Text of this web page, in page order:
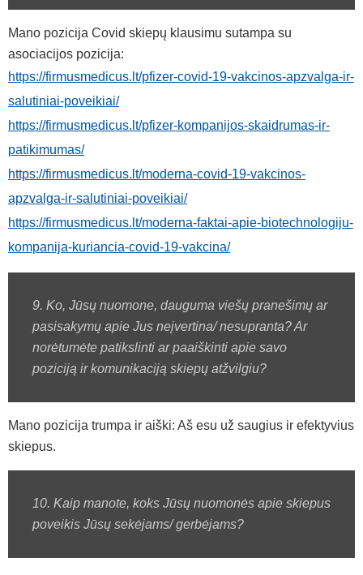
Mano pozicija Covid skiepų klausimu sutampa su
asociacijos pozicija:
https://firmusmedicus.lt/pfizer-covid-19-vakcinos-apzvalga-ir-
salutiniai-poveikiai/
https://firmusmedicus.lt/pfizer-kompanijos-skaidrumas-ir-
patikimumas/
https://firmusmedicus.lt/moderna-covid-19-vakcinos-
apzvalga-ir-salutiniai-poveikiai/
https://firmusmedicus.lt/moderna-faktai-apie-biotechnologiju-
kompanija-kuriancia-covid-19-vakcina/
9. Ko, Jūsų nuomone, dauguma viešų pranešimų ar
pasisakymų apie Jus neįvertina/ nesupranta? Ar
norėtumėte patikslinti ar paaiškinti apie savo
poziciją ir komunikaciją skiepų atžvilgiu?
Mano pozicija trumpa ir aiški: Aš esu už saugius ir efektyvius
skiepus.
10. Kaip manote, koks Jūsų nuomonės apie skiepus
poveikis Jūsų sekėjams/ gerbėjams?